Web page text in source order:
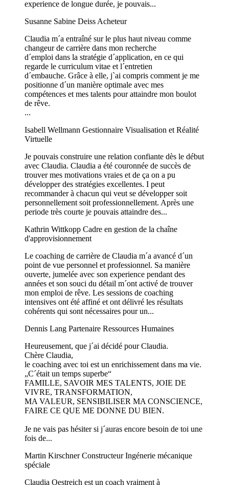
experience de longue durée, je pouvais...
Susanne Sabine Deiss Acheteur
Claudia m´a entraîné sur le plus haut niveau comme
changeur de carrière dans mon recherche
d´emploi dans la stratégie d´application, en ce qui
regarde le curriculum vitae et l´entretien
d´embauche. Grâce à elle, j`ai compris comment je me
positionne d´un manière optimale avec mes
compétences et mes talents pour attaindre mon boulot
de rêve.
...
Isabell Wellmann Gestionnaire Visualisation et Réalité
Virtuelle
Je pouvais construire une relation confiante dès le début
avec Claudia. Claudia a été couronnée de succès de
trouver mes motivations vraies et de ça on a pu
développer des stratégies excellentes. I peut
recommander à chacun qui veut se développer soit
personnellement soit professionnellement. Après une
periode très courte je pouvais attaindre des...
Kathrin Wittkopp Cadre en gestion de la chaîne
d'approvisionnement
Le coaching de carrière de Claudia m´a avancé d´un
point de vue personnel et professionnel. Sa manière
ouverte, jumelée avec son experience pendant des
années et son souci du détail m´ont activé de trouver
mon emploi de rêve. Les sessions de coaching
intensives ont été affiné et ont délivré les résultats
cohérents qui sont nécessaires pour un...
Dennis Lang Partenaire Ressources Humaines
Heureusement, que j´ai décidé pour Claudia.
Chère Claudia,
le coaching avec toi est un enrichissement dans ma vie.
„C´était un temps superbe“
FAMILLE, SAVOIR MES TALENTS, JOIE DE
VIVRE, TRANSFORMATION,
MA VALEUR, SENSIBILISER MA CONSCIENCE,
FAIRE CE QUE ME DONNE DU BIEN.
Je ne vais pas hésiter si j´auras encore besoin de toi une
fois de...
Martin KirschnerConstructeur Ingénerie mécanique
spéciale
Claudia Oestreich est un coach vraiment à